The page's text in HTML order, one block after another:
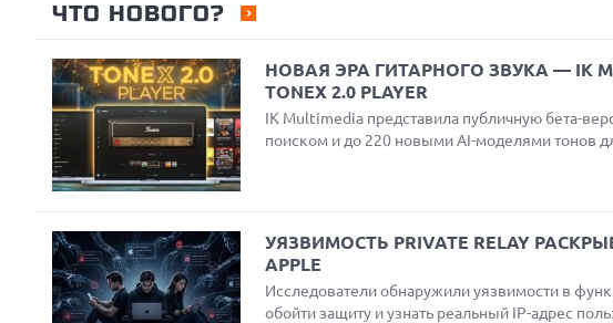
ЧТО НОВОГО?
НОВАЯ ЭРА ГИТАРНОГО ЗВУКА — IK
TONEX 2.0 PLAYER
IK Multimedia представила публичную бета-
поиском и до 220 новыми AI-моделями тонов
УЯЗВИМОСТЬ PRIVATE RELAY
APPLE
Исследователи обнаружили уязвимости в
обойти защиту и узнать реальный IP-адрес